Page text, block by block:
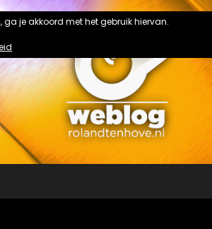
ga je akkoord met het gebruik hiervan.